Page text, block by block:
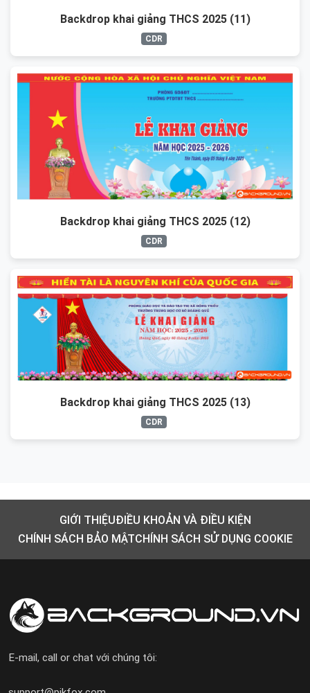
Backdrop khai giảng THCS 2025 (11)
CDR
Backdrop khai giảng THCS 2025 (12)
CDR
Backdrop khai giảng THCS 2025 (13)
CDR
GIỚI THIỆUĐIỀU KHOẢN VÀ ĐIỀU KIỆN
CHÍNH SÁCH BẢO MẬTCHÍNH SÁCH SỬ DỤNG COOKIE
E-mail, call or chat với chúng tôi: